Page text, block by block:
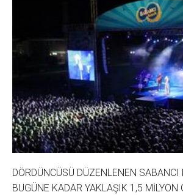
DÖRDÜNCÜSÜ DÜZENLENEN SABANCI
BUGÜNE KADAR YAKLAŞIK 1,5 MİLYON